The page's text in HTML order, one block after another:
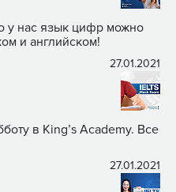
у нас язык цифр можно
и английском!
27.01.2021
в King’s Academy. Все
27.01.2021